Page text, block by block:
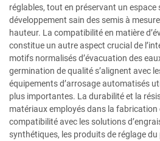
réglables, tout en préservant un
développement sain des semis à
hauteur. La compatibilité en matière
constitue un autre aspect crucial de
motifs normalisés d’évacuation des
germination de qualité s’alignent avec
équipements d’arrosage automatisés
plus importantes. La durabilité et la
matériaux employés dans la
compatibilité avec les solutions
synthétiques, les produits de réglage